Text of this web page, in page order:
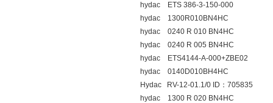
hydac ETS 386-3-150-000
hydac 1300R010BN4HC
hydac 0240 R 010 BN4HC
hydac 0240 R 005 BN4HC
hydac ETS4144-A-000+ZBE02
hydac 0140D010BH4HC
Hydac RV-12-01.1/0 ID：705835
hydac 1300 R 020 BN4HC